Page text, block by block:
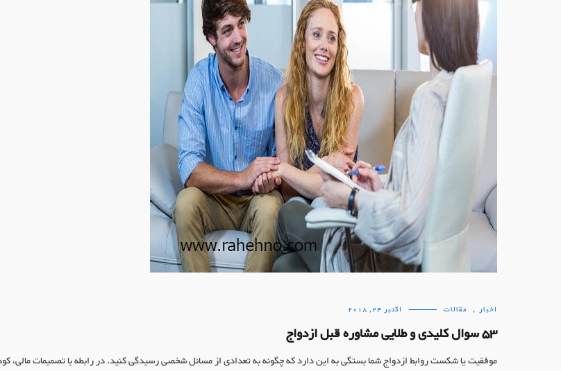
اخبار , مقالات اکتبر 24, 2018
53 سوال کلیدی و طلایی مشاوره قبل ازدواج
موفقیت یا شکست روابط ازدواج شما بستگی به این دارد که چگونه به تعدادی از مسائل شخصی رسیدگی کنید. در رابطه با تصمیمات